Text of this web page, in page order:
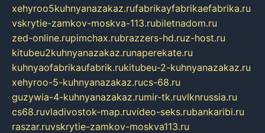
xehyroo5kuhnyanazakaz.rufabrikayfabrikaefabrika.ru
vskrytie-zamkov-moskva-113.rubiletnadom.ru
zed-online.rupimchax.rubrazzers-hd.ruz-host.ru
kitubeu2kuhnyanazakaz.runaperekate.ru
kuhnyaofabrikaufabrik.rukitubeu-2-kuhnyanazakaz.ru
xehyroo-5-kuhnyanazakaz.rucs-68.ru
guzywia-4-kuhnyanazakaz.rumir-tk.ruvlknrussia.ru
cs68.ruvladivostok-map.ruvideo-seks.rubankaribi.ru
raszar.ruvskrytie-zamkov-moskva113.ru